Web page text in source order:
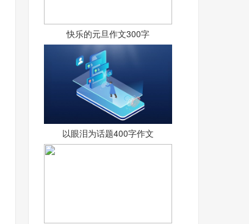
快乐的元旦作文300字
以眼泪为话题400字作文